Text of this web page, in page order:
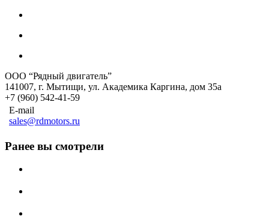
ООО “Рядный двигатель”
141007, г. Мытищи, ул. Академика Каргина, дом 35а
+7 (960) 542-41-59
E-mail
sales@rdmotors.ru
Ранее вы смотрели